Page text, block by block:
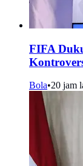
FIFA
Bola•20 jam